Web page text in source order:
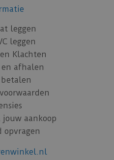
leggen
leggen
Klachten
en afhalen
jouw aankoop
opvragen